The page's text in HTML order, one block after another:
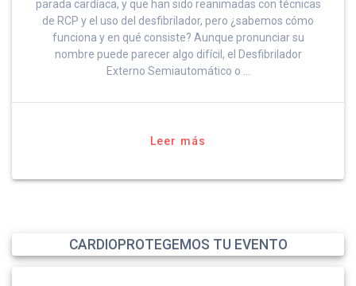
parada cardíaca, y que han sido reanimadas con técnicas
de RCP y el uso del desfibrilador, pero ¿sabemos cómo
funciona y en qué consiste? Aunque pronunciar su
nombre puede parecer algo difícil, el Desfibrilador
Externo Semiautomático o …
Leer más
CARDIOPROTEGEMOS TU EVENTO